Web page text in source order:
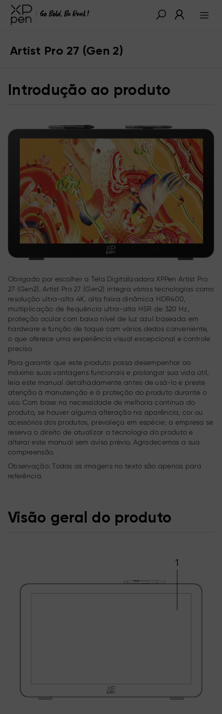
Artist Pro 27 (Gen 2)
Introdução ao produto
Obrigado por escolher a Tela Digitalizadora XPPen Artist Pro
27 (Gen2). Artist Pro 27 (Gen2) integra várias tecnologias como
resolução ultra-alta 4K, alta faixa dinâmica HDR400,
multiplicação de frequência ultra-alta HSR de 320 Hz,
proteção ocular com baixo nível de luz azul baseada em
hardware e função de toque com vários dedos conveniente,
o que oferece uma experiência visual excepcional e controle
preciso.
Para garantir que este produto possa desempenhar ao
máximo suas vantagens funcionais e prolongar sua vida útil,
leia este manual detalhadamente antes de usá-lo e preste
atenção à manutenção e à proteção do produto durante o
uso. Com base na necessidade de melhoria contínua do
produto, se houver alguma alteração na aparência, cor ou
acessórios dos produtos, prevaleça em espécie; a empresa se
reserva o direito de atualizar a tecnologia do produto e
alterar este manual sem aviso prévio. Agradecemos a sua
compreensão.
Observação: Todas as imagens no texto são apenas para
referência.
Visão geral do produto